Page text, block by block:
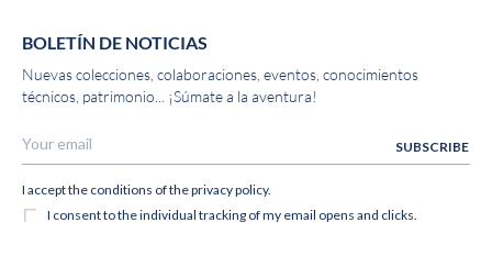
BOLETÍN DE NOTICIAS
Nuevas colecciones, colaboraciones, eventos, conocimientos
técnicos, patrimonio... ¡Súmate a la aventura!